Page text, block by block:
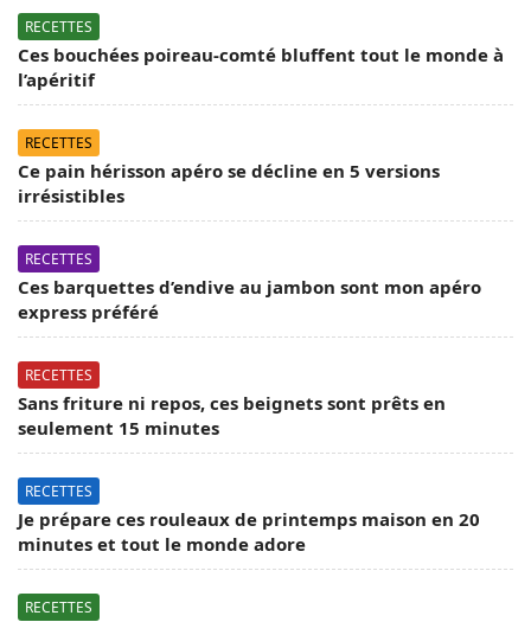
RECETTES
Ces bouchées poireau-comté bluffent tout le monde à
l’apéritif
RECETTES
Ce pain hérisson apéro se décline en 5 versions
irrésistibles
RECETTES
Ces barquettes d’endive au jambon sont mon apéro
express préféré
RECETTES
Sans friture ni repos, ces beignets sont prêts en
seulement 15 minutes
RECETTES
Je prépare ces rouleaux de printemps maison en 20
minutes et tout le monde adore
RECETTES